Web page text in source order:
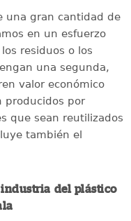
una gran cantidad de
en un esfuerzo
residuos o los
una segunda,
valor económico
producidos por
que sean reutilizados
también el
del plástico